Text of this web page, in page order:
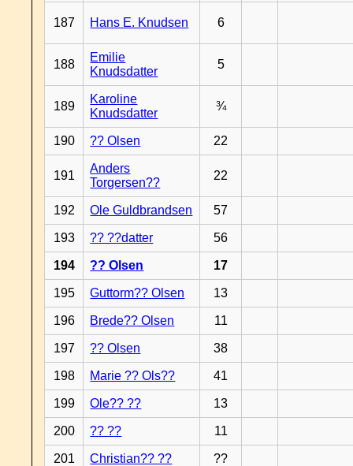
187 Hans E. Knudsen 6
188
Emilie
Knudsdatter
5
189
Karoline
Knudsdatter
¾
190 ?? Olsen 22
191
Anders
Torgersen??
22
192 Ole Guldbrandsen 57
193 ?? ??datter 56
194 ?? Olsen 17
195 Guttorm?? Olsen 13
196 Brede?? Olsen 11
197 ?? Olsen 38
198 Marie ?? Ols?? 41
199 Ole?? ?? 13
200 ?? ?? 11
201 Christian?? ?? ??